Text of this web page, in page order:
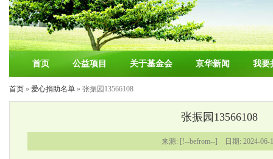
首页 公益项目 关于基金会 京华新闻 我要
首页 » 爱心捐助名单 » 张振园13566108
张振园13566108
来源: [!--befrom--] 日期: 2024-06-